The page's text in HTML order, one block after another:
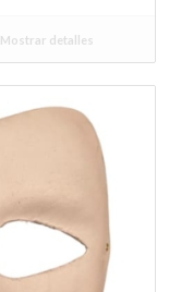
Mostrar detalles